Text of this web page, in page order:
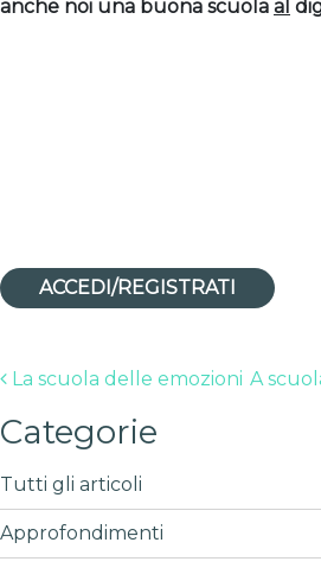
anche noi una buona scuola al
ACCEDI/REGISTRATI
Post navigation
La scuola delle emozioni A
Categorie
Tutti gli articoli
Approfondimenti